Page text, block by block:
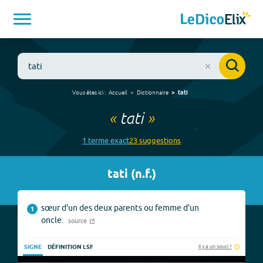
Vous êtes ici : Accueil Dictionnaire tati
« tati»
1 termeexact23suggestions
tati (n.f.)
1
sœur d'un des deux parents ou femme d'un
oncle.
source
SIGNE DÉFINITION LSF Il y a un souci ?